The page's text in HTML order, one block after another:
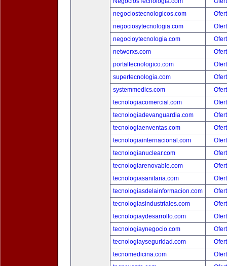
negociostecnologicos.com
negociosytecnologia.com
negocioytecnologia.com
networxs.com
portaltecnologico.com
supertecnologia.com
systemmedics.com
tecnologiacomercial.com
tecnologiadevanguardia.com
tecnologiaenventas.com
tecnologiainternacional.com
tecnologianuclear.com
tecnologiarenovable.com
tecnologiasanitaria.com
tecnologiasdelainformacion.com
tecnologiasindustriales.com
tecnologiaydesarrollo.com
tecnologiaynegocio.com
tecnologiayseguridad.com
tecnomedicina.com